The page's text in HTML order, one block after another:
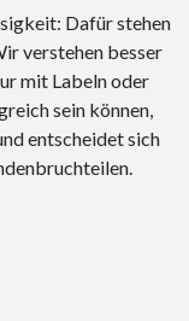
Dafür stehen
verstehen besser
mit Labeln oder
sein können,
entscheidet sich